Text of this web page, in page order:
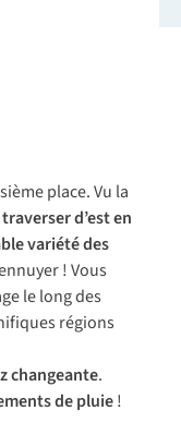
place. Vu la
traverser d’est en
variété des
! Vous
le long des
régions
changeante.
de pluie!